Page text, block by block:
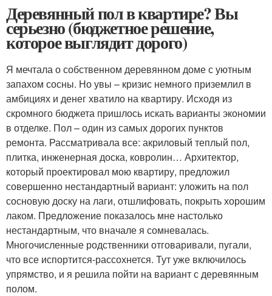
Деревянный пол в квартире? Вы
серьезно (бюджетное решение,
которое выглядит дорого)
Я мечтала о собственном деревянном доме с уютным
запахом сосны. Но увы – кризис немного приземлил в
амбициях и денег хватило на квартиру. Исходя из
скромного бюджета пришлось искать варианты экономии
в отделке. Пол – один из самых дорогих пунктов
ремонта. Рассматривала все: акриловый теплый пол,
плитка, инженерная доска, ковролин… Архитектор,
который проектировал мою квартиру, предложил
совершенно нестандартный вариант: уложить на пол
сосновую доску на лаги, отшлифовать, покрыть хорошим
лаком. Предложение показалось мне настолько
нестандартным, что вначале я сомневалась.
Многочисленные родственники отговаривали, пугали,
что все испортится-рассохнется. Тут уже включилось
упрямство, и я решила пойти на вариант с деревянным
полом.